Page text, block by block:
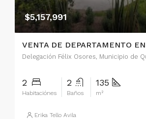
$5,157,991
2
Habitaciónes
2
Baños
135
m²
Erika Tello Avila